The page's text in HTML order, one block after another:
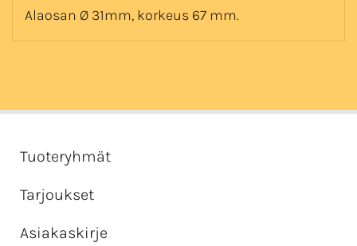
Alaosan Ø 31mm, korkeus 67 mm.
Tuoteryhmät
Tarjoukset
Asiakaskirje